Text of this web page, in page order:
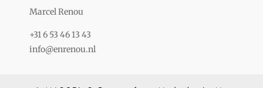
Marcel Renou
+31 6 53 46 13 43
info@enrenou.nl